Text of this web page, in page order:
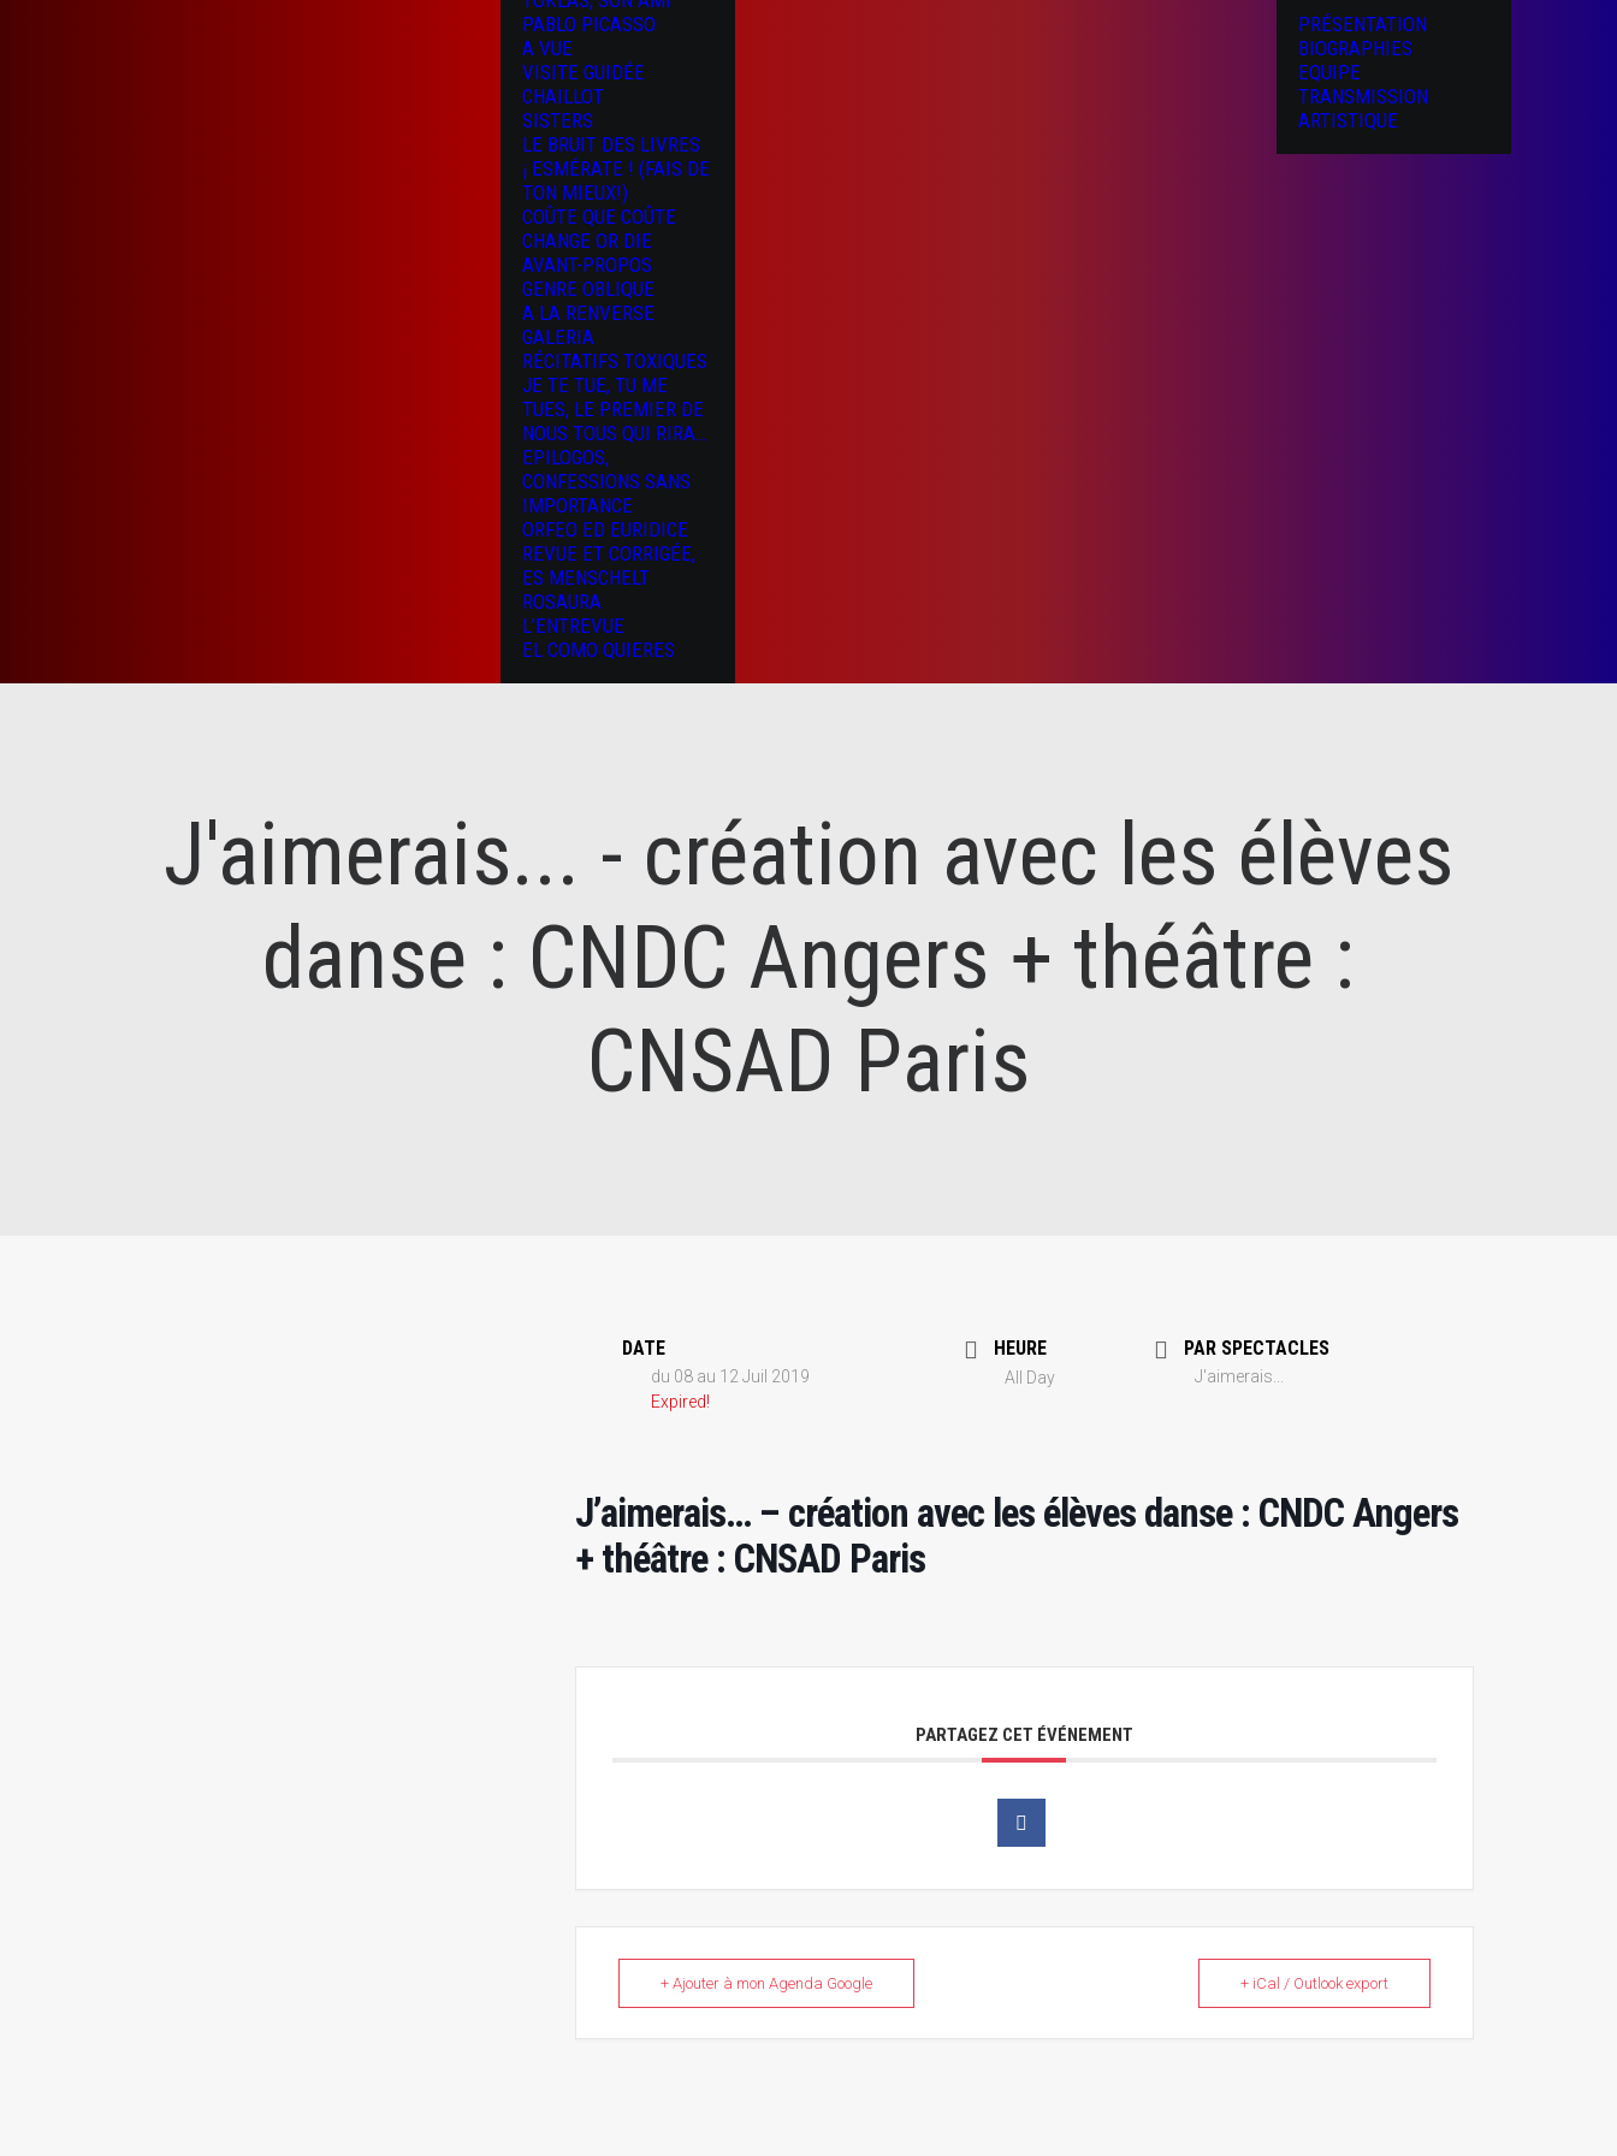
PABLO PICASSO
A VUE
VISITE GUIDÉE
CHAILLOT
SISTERS
LE BRUIT DES LIVRES
¡ ESMÉRATE ! (FAIS DE
TON MIEUX!)
COÛTE QUE COÛTE
CHANGE OR DIE
AVANT-PROPOS
GENRE OBLIQUE
A LA RENVERSE
GALERIA
RÉCITATIFS TOXIQUES
JE TE TUE, TU ME
TUES, LE PREMIER DE
NOUS TOUS QUI RIRA…
EPILOGOS,
CONFESSIONS SANS
IMPORTANCE
ORFEO ED EURIDICE
REVUE ET CORRIGÉE,
ES MENSCHELT
ROSAURA
L’ENTREVUE
EL COMO QUIERES
PRÉSENTATION
BIOGRAPHIES
EQUIPE
TRANSMISSION
ARTISTIQUE
J'aimerais... - création avec les élèves
danse : CNDC Angers + théâtre :
CNSAD Paris
DATE
du 08 au 12 Juil 2019
Expired!
HEURE
All Day
PAR SPECTACLES
J'aimerais...
J’aimerais… – création avec les élèves danse : CNDC Angers
+ théâtre : CNSAD Paris
PARTAGEZ CET ÉVÉNEMENT
+ Ajouter à mon Agenda Google + iCal / Outlook export